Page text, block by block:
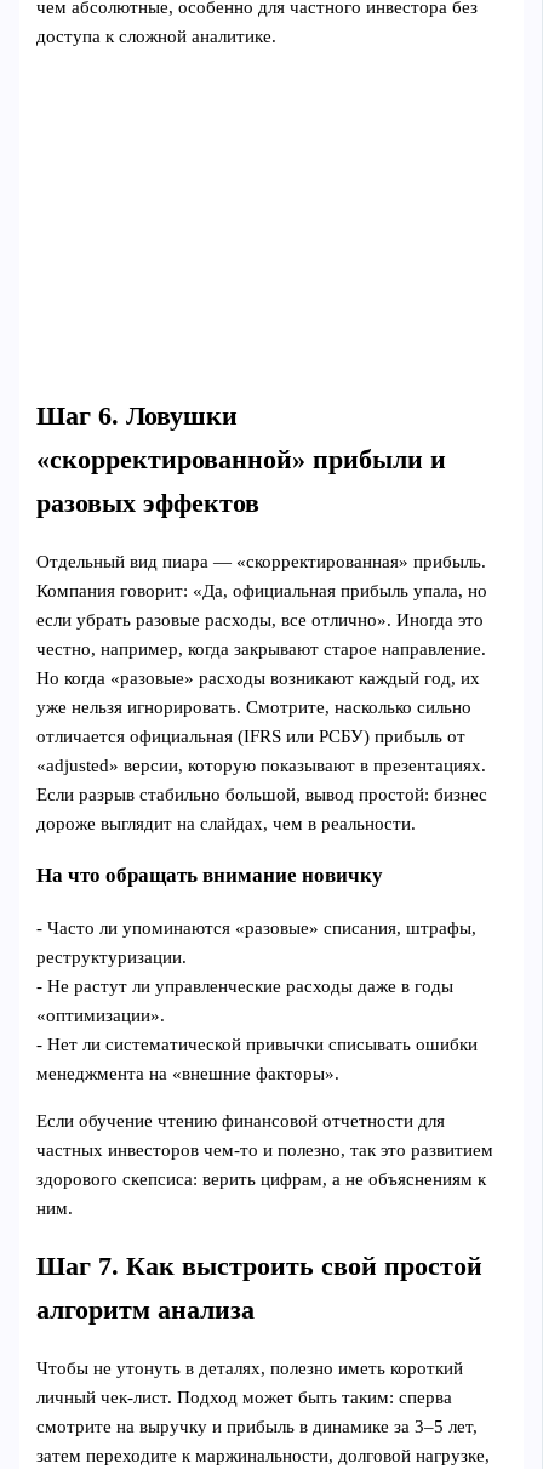
чем абсолютные, особенно для частного инвестора без
доступа к сложной аналитике.
Шаг 6. Ловушки
«скорректированной» прибыли и
разовых эффектов
Отдельный вид пиара — «скорректированная» прибыль.
Компания говорит: «Да, официальная прибыль упала, но
если убрать разовые расходы, все отлично». Иногда это
честно, например, когда закрывают старое направление.
Но когда «разовые» расходы возникают каждый год, их
уже нельзя игнорировать. Смотрите, насколько сильно
отличается официальная (IFRS или РСБУ) прибыль от
«adjusted» версии, которую показывают в презентациях.
Если разрыв стабильно большой, вывод простой: бизнес
дороже выглядит на слайдах, чем в реальности.
На что обращать внимание новичку
- Часто ли упоминаются «разовые» списания, штрафы,
реструктуризации.
- Не растут ли управленческие расходы даже в годы
«оптимизации».
- Нет ли систематической привычки списывать ошибки
менеджмента на «внешние факторы».
Если обучение чтению финансовой отчетности для
частных инвесторов чем-то и полезно, так это развитием
здорового скепсиса: верить цифрам, а не объяснениям к
ним.
Шаг 7. Как выстроить свой простой
алгоритм анализа
Чтобы не утонуть в деталях, полезно иметь короткий
личный чек-лист. Подход может быть таким: сперва
смотрите на выручку и прибыль в динамике за 3–5 лет,
затем переходите к маржинальности, долговой нагрузке,